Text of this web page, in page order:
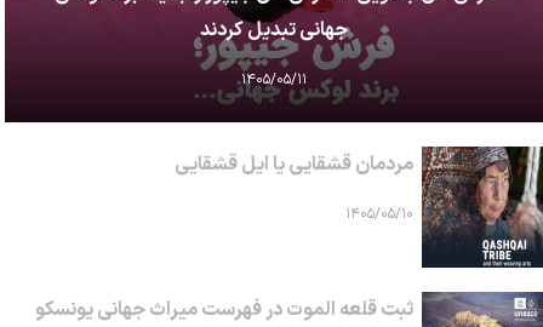
جهانی تبدیل کردند
۱۴۰۵/۰۵/۱۱
مردمان قشقایی یا ایل قشقایی
۱۴۰۵/۰۵/۱۰
ثبت قلعه الموت در فهرست میراث جهانی یونسکو